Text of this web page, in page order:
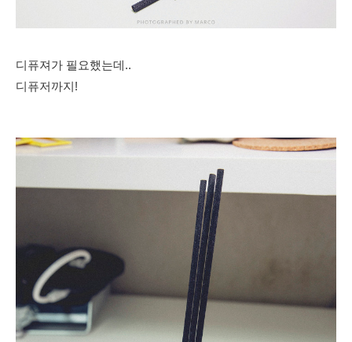
디퓨져가 필요했는데..
디퓨저까지!